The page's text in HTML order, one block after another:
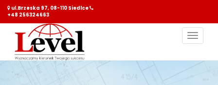
ul.Brzeska 97, 08-110 Siedlce
+48 256324663